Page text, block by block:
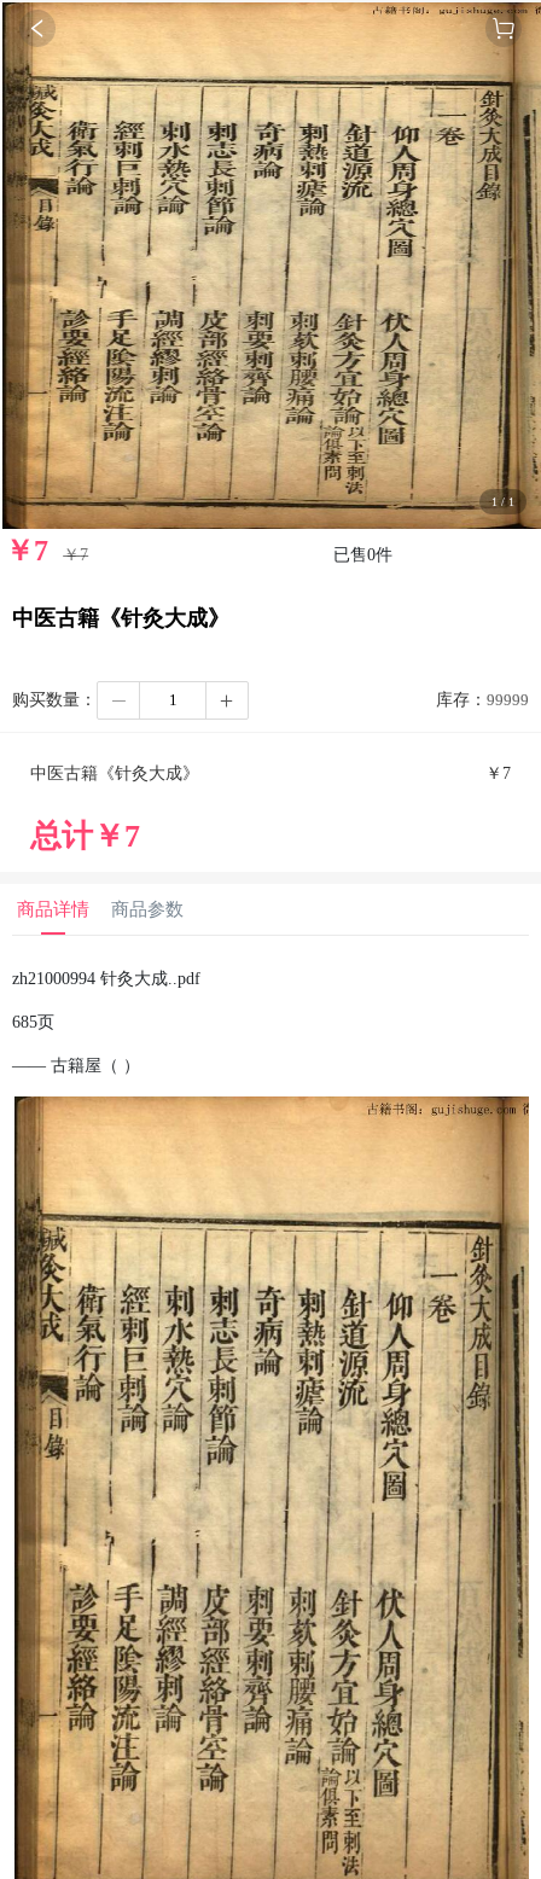
1 / 1
￥7 ￥7 已售0件
中医古籍《针灸大成》
购买数量： 库存： 99999
中医古籍《针灸大成》 ￥ 7
总计￥7
商品详情 商品参数
zh21000994 针灸大成..pdf
685页
—— 古籍屋（ ）